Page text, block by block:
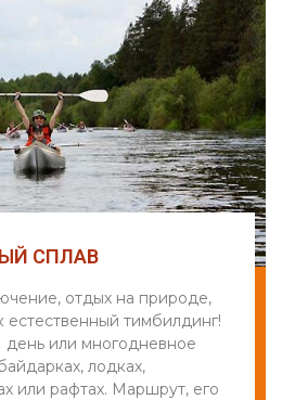
СПЛАВ
отдых на природе,
естественный тимбилдинг!
день или многодневное
лодках,
или рафтах. Маршрут, его